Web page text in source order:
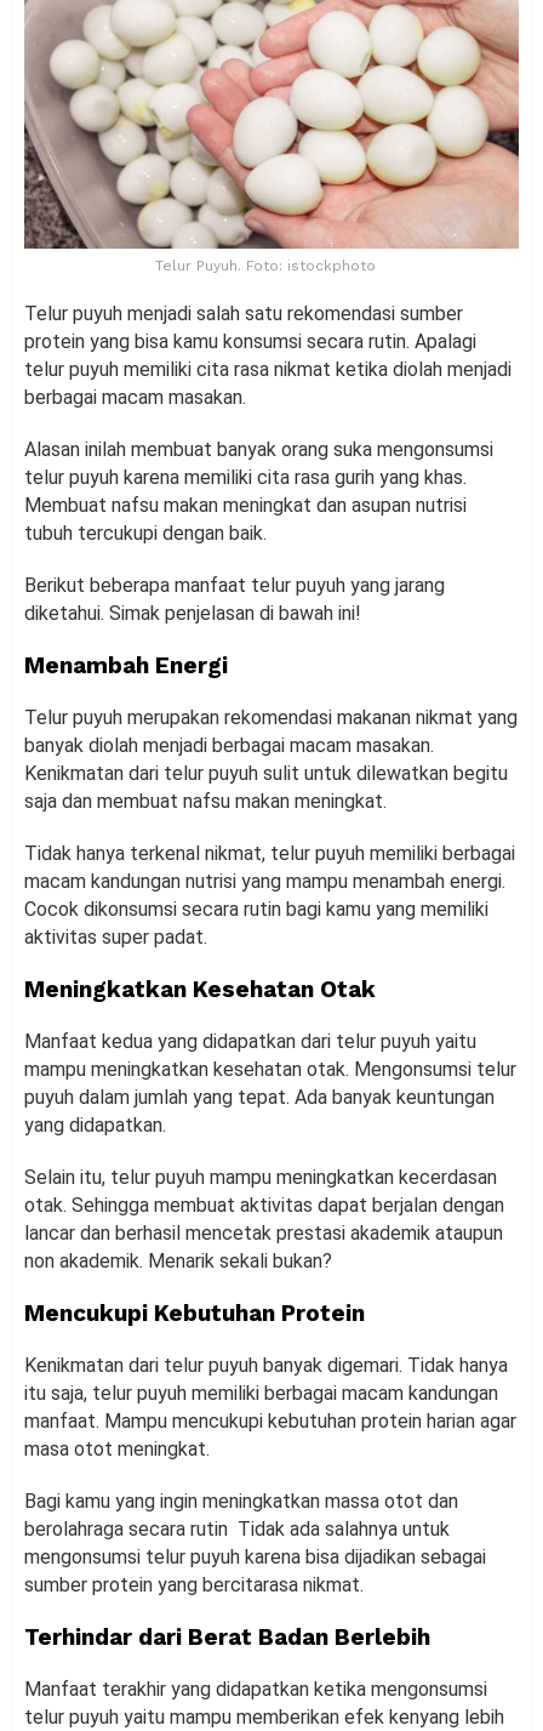
Telur Puyuh. Foto: istockphoto
Telur puyuh menjadi salah satu rekomendasi sumber
protein yang bisa kamu konsumsi secara rutin. Apalagi
telur puyuh memiliki cita rasa nikmat ketika diolah menjadi
berbagai macam masakan.
Alasan inilah membuat banyak orang suka mengonsumsi
telur puyuh karena memiliki cita rasa gurih yang khas.
Membuat nafsu makan meningkat dan asupan nutrisi
tubuh tercukupi dengan baik.
Berikut beberapa manfaat telur puyuh yang jarang
diketahui. Simak penjelasan di bawah ini!
Menambah Energi
Telur puyuh merupakan rekomendasi makanan nikmat yang
banyak diolah menjadi berbagai macam masakan.
Kenikmatan dari telur puyuh sulit untuk dilewatkan begitu
saja dan membuat nafsu makan meningkat.
Tidak hanya terkenal nikmat, telur puyuh memiliki berbagai
macam kandungan nutrisi yang mampu menambah energi.
Cocok dikonsumsi secara rutin bagi kamu yang memiliki
aktivitas super padat.
Meningkatkan Kesehatan Otak
Manfaat kedua yang didapatkan dari telur puyuh yaitu
mampu meningkatkan kesehatan otak. Mengonsumsi telur
puyuh dalam jumlah yang tepat. Ada banyak keuntungan
yang didapatkan.
Selain itu, telur puyuh mampu meningkatkan kecerdasan
otak. Sehingga membuat aktivitas dapat berjalan dengan
lancar dan berhasil mencetak prestasi akademik ataupun
non akademik. Menarik sekali bukan?
Mencukupi Kebutuhan Protein
Kenikmatan dari telur puyuh banyak digemari. Tidak hanya
itu saja, telur puyuh memiliki berbagai macam kandungan
manfaat. Mampu mencukupi kebutuhan protein harian agar
masa otot meningkat.
Bagi kamu yang ingin meningkatkan massa otot dan
berolahraga secara rutin Tidak ada salahnya untuk
mengonsumsi telur puyuh karena bisa dijadikan sebagai
sumber protein yang bercitarasa nikmat.
Terhindar dari Berat Badan Berlebih
Manfaat terakhir yang didapatkan ketika mengonsumsi
telur puyuh yaitu mampu memberikan efek kenyang lebih